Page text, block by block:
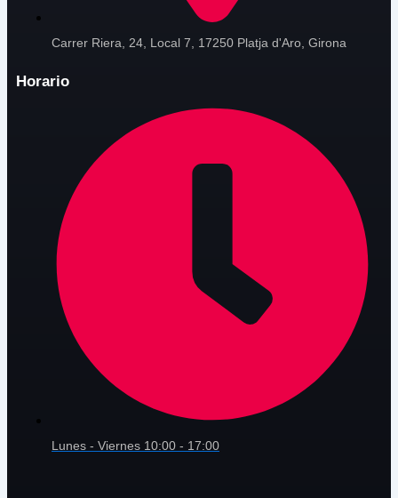
Carrer Riera, 24, Local 7, 17250 Platja d'Aro, Girona
Horario
Lunes - Viernes 10:00 - 17:00